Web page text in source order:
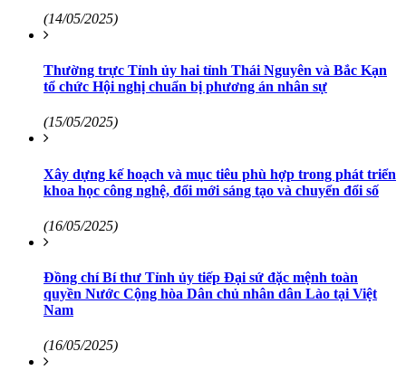
(14/05/2025)
Thường trực Tỉnh ủy hai tỉnh Thái Nguyên và Bắc Kạn
tổ chức Hội nghị chuẩn bị phương án nhân sự
(15/05/2025)
Xây dựng kế hoạch và mục tiêu phù hợp trong phát triển
khoa học công nghệ, đổi mới sáng tạo và chuyển đổi số
(16/05/2025)
Đồng chí Bí thư Tỉnh ủy tiếp Đại sứ đặc mệnh toàn
quyền Nước Cộng hòa Dân chủ nhân dân Lào tại Việt
Nam
(16/05/2025)